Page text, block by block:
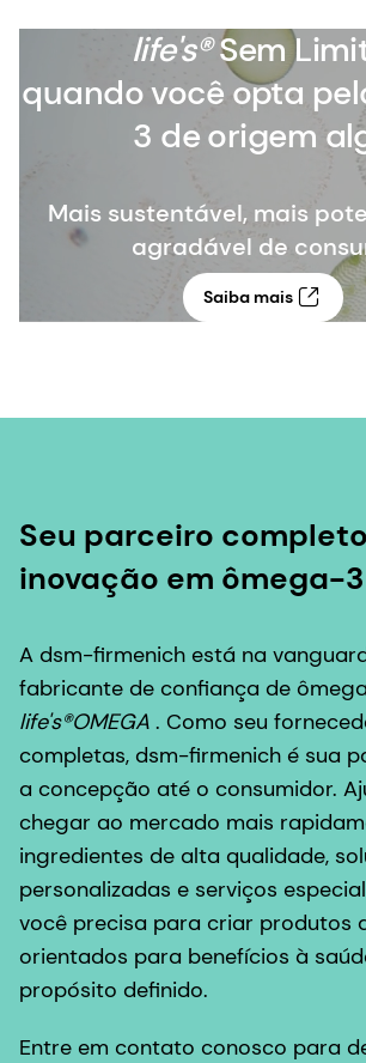
life's®Sem
quando você opta
3 de origem
Mais sustentável, mais
agradável de
Saiba mais
Seu parceiro
inovação em ômega-3
A dsm-firmenich está na
fabricante de confiança de
life's®OMEGA . Como seu
completas, dsm-firmenich é sua
a concepção até o consumidor.
chegar ao mercado mais
ingredientes de alta qualidade,
personalizadas e serviços
você precisa para criar produtos
orientados para benefícios à
propósito definido.
Entre em contato conosco para